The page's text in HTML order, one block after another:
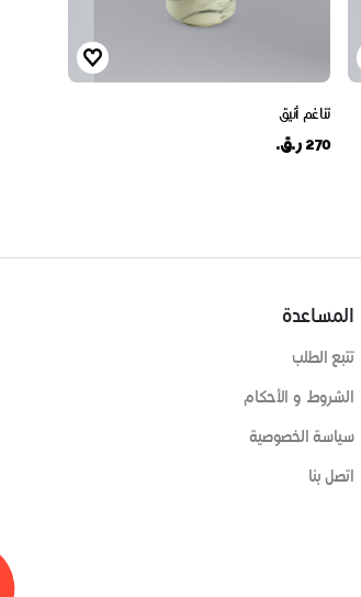
تناغم أنيق
270 ر.ق.
المساعدة
تتبع الطلب
الشروط و الأحكام
سياسة الخصوصية
اتصل بنا